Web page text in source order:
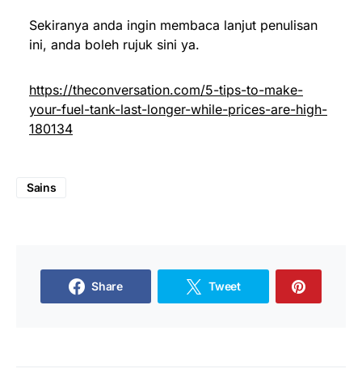
Sekiranya anda ingin membaca lanjut penulisan
ini, anda boleh rujuk sini ya.
https://theconversation.com/5-tips-to-make-
your-fuel-tank-last-longer-while-prices-are-high-
180134
Sains
Share Tweet